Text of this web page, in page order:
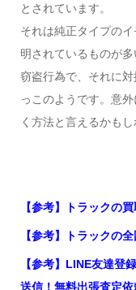
とされています。
それは純正タイプの
明されているものが
窃盗行為で、それに
っこのようです。意
く方法と言えるかもし
【参考】トラックの
【参考】トラックの
【参考】LINE友達登
送信！無料出張査定依